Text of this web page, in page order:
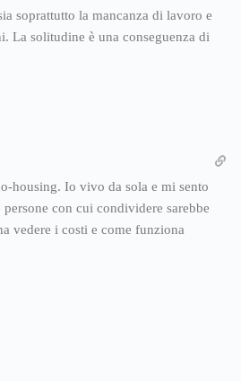
soprattutto la mancanza di lavoro e
La solitudine è una conseguenza di
housing. Io vivo da sola e mi sento
con cui condividere sarebbe
vedere i costi e come funziona